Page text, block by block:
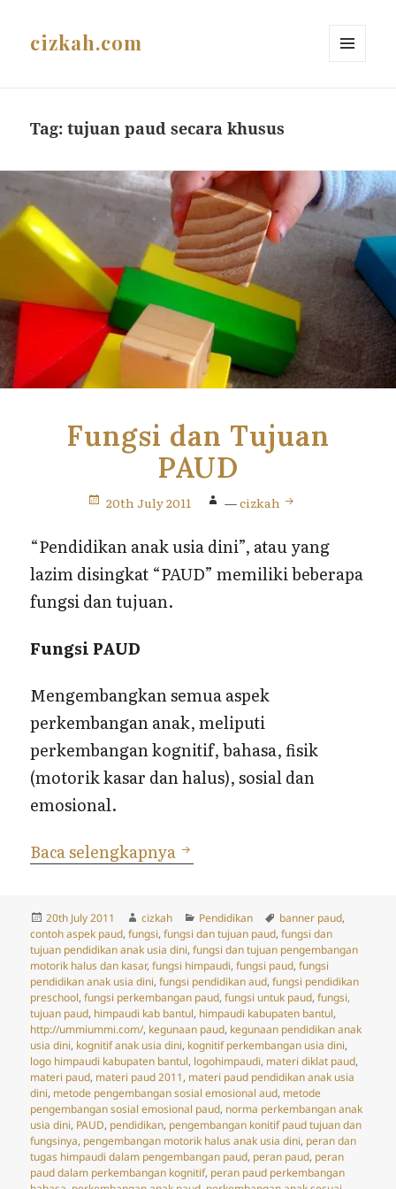
cizkah.com
Tag:tujuan paud secara khusus
Fungsi dan Tujuan
PAUD
20th July 2011 —cizkah
“Pendidikan anak usia dini”, atau yang
lazim disingkat “PAUD” memiliki beberapa
fungsi dan tujuan.
Fungsi PAUD
Mengembangkan semua aspek
perkembangan anak, meliputi
perkembangan kognitif, bahasa, fisik
(motorik kasar dan halus), sosial dan
emosional.
Baca selengkapnya Fungsi dan Tujuan PAUD
Posted
on
20th July 2011 Author
cizkah Categories
Pendidikan Tags
banner paud,
contoh aspek paud,fungsi,fungsi dan tujuan paud,fungsi dan
tujuan pendidikan anak usia dini,fungsi dan tujuan pengembangan
motorik halus dan kasar,fungsi himpaudi,fungsi paud,fungsi
pendidikan anak usia dini,fungsi pendidikan aud,fungsi pendidikan
preschool,fungsi perkembangan paud,fungsi untuk paud,fungsi,
tujuan paud, himpaudi kab bantul, himpaudi kabupaten bantul,
http://ummiummi.com/, kegunaan paud, kegunaan pendidikan anak
usia dini, kognitif anak usia dini, kognitif perkembangan usia dini,
logo himpaudi kabupaten bantul, logohimpaudi, materi diklat paud,
materi paud, materi paud 2011, materi paud pendidikan anak usia
dini, metode pengembangan sosial emosional aud, metode
pengembangan sosial emosional paud, norma perkembangan anak
usia dini, PAUD, pendidikan, pengembangan konitif paud tujuan dan
fungsinya, pengembangan motorik halus anak usia dini, peran dan
tugas himpaudi dalam pengembangan paud, peran paud, peran
paud dalam perkembangan kognitif, peran paud perkembangan